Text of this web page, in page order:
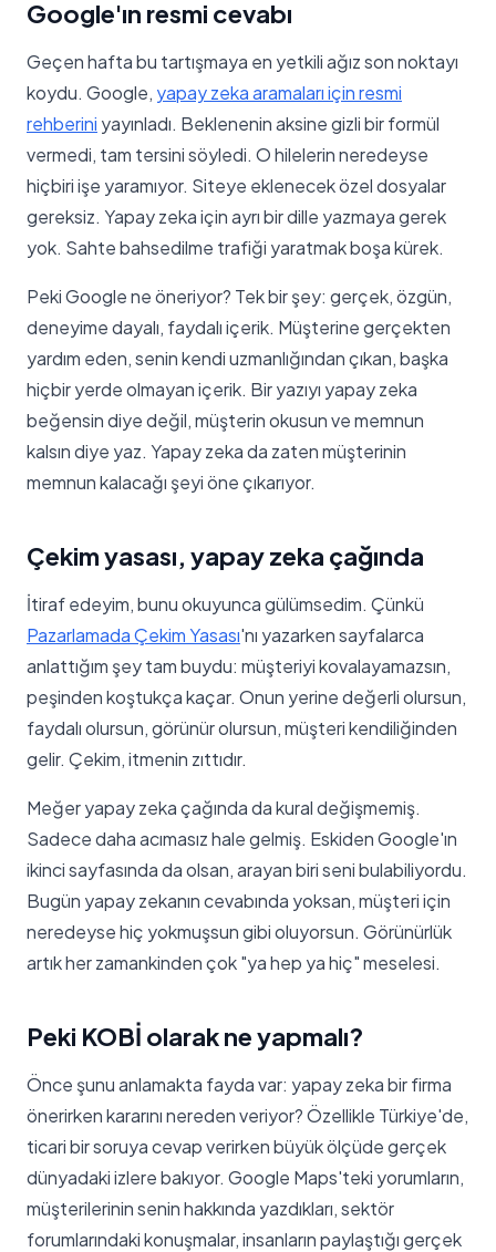
Google'ın resmi cevabı
Geçen hafta bu tartışmaya en yetkili ağız son noktayı
koydu. Google, yapay zeka aramaları için resmi
rehberini yayınladı. Beklenenin aksine gizli bir formül
vermedi, tam tersini söyledi. O hilelerin neredeyse
hiçbiri işe yaramıyor. Siteye eklenecek özel dosyalar
gereksiz. Yapay zeka için ayrı bir dille yazmaya gerek
yok. Sahte bahsedilme trafiği yaratmak boşa kürek.
Peki Google ne öneriyor? Tek bir şey: gerçek, özgün,
deneyime dayalı, faydalı içerik. Müşterine gerçekten
yardım eden, senin kendi uzmanlığından çıkan, başka
hiçbir yerde olmayan içerik. Bir yazıyı yapay zeka
beğensin diye değil, müşterin okusun ve memnun
kalsın diye yaz. Yapay zeka da zaten müşterinin
memnun kalacağı şeyi öne çıkarıyor.
Çekim yasası, yapay zeka çağında
İtiraf edeyim, bunu okuyunca gülümsedim. Çünkü
Pazarlamada Çekim Yasası'nı yazarken sayfalarca
anlattığım şey tam buydu: müşteriyi kovalayamazsın,
peşinden koştukça kaçar. Onun yerine değerli olursun,
faydalı olursun, görünür olursun, müşteri kendiliğinden
gelir. Çekim, itmenin zıttıdır.
Meğer yapay zeka çağında da kural değişmemiş.
Sadece daha acımasız hale gelmiş. Eskiden Google'ın
ikinci sayfasında da olsan, arayan biri seni bulabiliyordu.
Bugün yapay zekanın cevabında yoksan, müşteri için
neredeyse hiç yokmuşsun gibi oluyorsun. Görünürlük
artık her zamankinden çok "ya hep ya hiç" meselesi.
Peki KOBİ olarak ne yapmalı?
Önce şunu anlamakta fayda var: yapay zeka bir firma
önerirken kararını nereden veriyor? Özellikle Türkiye'de,
ticari bir soruya cevap verirken büyük ölçüde gerçek
dünyadaki izlere bakıyor. Google Maps'teki yorumların,
müşterilerinin senin hakkında yazdıkları, sektör
forumlarındaki konuşmalar, insanların paylaştığı gerçek